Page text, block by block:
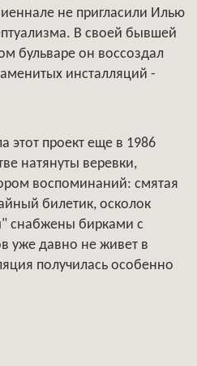
не пригласили Илью
В своей бывшей
бульваре он воссоздал
инсталляций -
этот проект еще в 1986
натянуты веревки,
воспоминаний: смятая
билетик, осколок
снабжены бирками с
уже давно не живет в
получилась особенно